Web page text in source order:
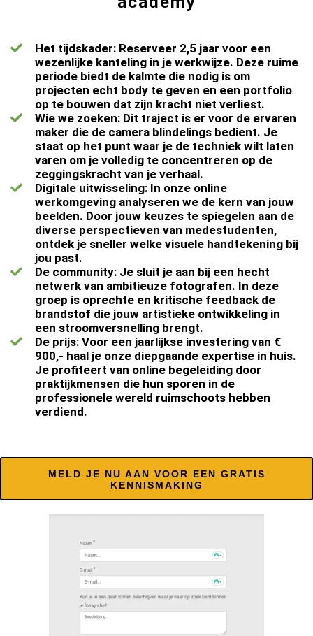
Het tijdskader: Reserveer 2,5 jaar voor een
wezenlijke kanteling in je werkwijze. Deze ruime
periode biedt de kalmte die nodig is om
projecten echt body te geven en een portfolio
op te bouwen dat zijn kracht niet verliest.
Wie we zoeken: Dit traject is er voor de ervaren
maker die de camera blindelings bedient. Je
staat op het punt waar je de techniek wilt laten
varen om je volledig te concentreren op de
zeggingskracht van je verhaal.
Digitale uitwisseling: In onze online
werkomgeving analyseren we de kern van jouw
beelden. Door jouw keuzes te spiegelen aan de
diverse perspectieven van medestudenten,
ontdek je sneller welke visuele handtekening bij
jou past.
De community: Je sluit je aan bij een hecht
netwerk van ambitieuze fotografen. In deze
groep is oprechte en kritische feedback de
brandstof die jouw artistieke ontwikkeling in
een stroomversnelling brengt.
De prijs: Voor een jaarlijkse investering van €
900,- haal je onze diepgaande expertise in huis.
Je profiteert van online begeleiding door
praktijkmensen die hun sporen in de
professionele wereld ruimschoots hebben
verdiend.
MELD JE NU AAN VOOR EEN GRATIS
KENNISMAKING